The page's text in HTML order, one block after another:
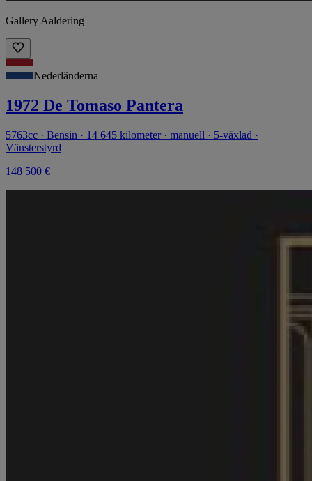
Gallery Aaldering
Nederländerna
1972 De Tomaso Pantera
5763cc · Bensin · 14 645 kilometer · manuell · 5-växlad ·
Vänsterstyrd
148 500 €